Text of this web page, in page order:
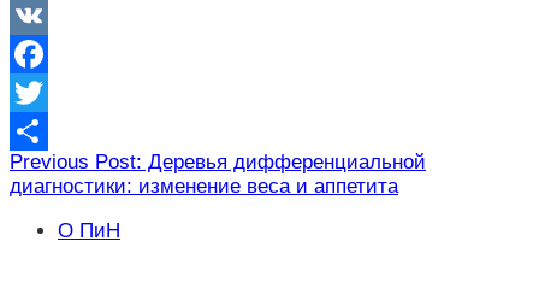
VK
Facebook
Twitter
Отправить
Навигация
по
записям
Previous Post: Деревья дифференциальной
диагностики: изменение веса и аппетита
О ПиН